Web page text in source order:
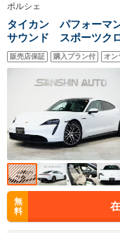
ポルシェ
タイカン パフォーマ
サウンド スポーツク
スパノラマルーフ フ
ンテリア ベンチレー
販売店保証 購入プラン付 オン
無
料